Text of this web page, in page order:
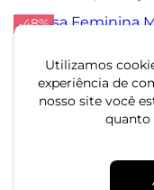
Utilizamos
experiência de
nosso site você
quanto
-48%
Blusa Feminina
Longa Shine Endless
R$ 59,99